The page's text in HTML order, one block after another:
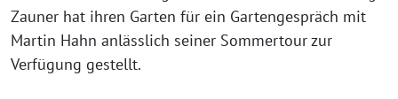
Zauner hat ihren Garten für ein Gartengespräch mit
Martin Hahn anläss­lich sei­ner Sommertour zur
Verfügung gestellt.